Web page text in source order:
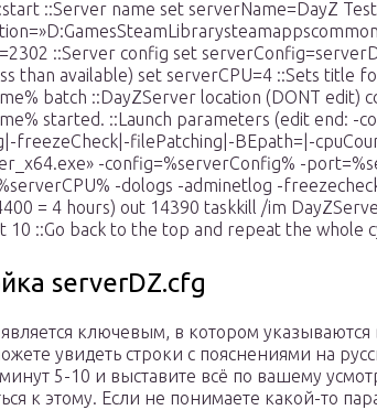
::Server name set serverName=DayZ
::Server config set
than available) set serverCPU=4 ::Sets title
batch ::DayZServer location (DONT edit)
started. ::Launch parameters (edit end:
freezeCheck|-filePatching|-BEpath=|-
-config=%serverConfig% -
-dologs -adminetlog -
= 4 hours) out 14390 taskkill /im
10 ::Go back to the top and repeat the whole
serverDZ.cfg
ключевым, в котором
увидеть строки с пояснениями на
минут 5-10 и выставите всё по вашему
к этому. Если не понимаете какой-то